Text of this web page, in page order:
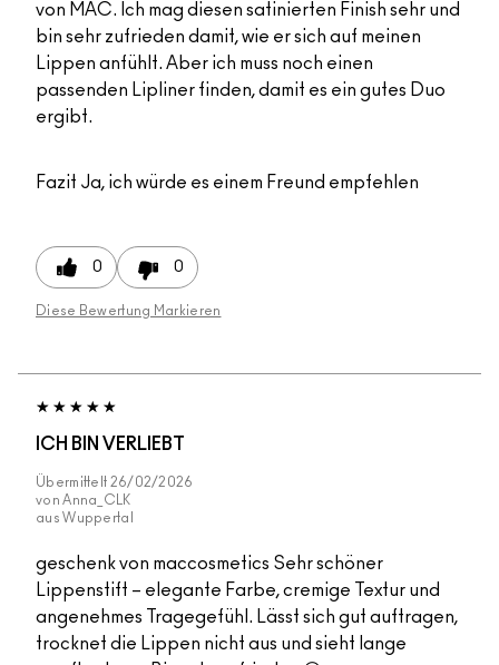
von MAC. Ich mag diesen satinierten Finish sehr und
bin sehr zufrieden damit, wie er sich auf meinen
Lippen anfühlt. Aber ich muss noch einen
passenden Lipliner finden, damit es ein gutes Duo
ergibt.
Fazit Ja, ich würde es einem Freund empfehlen
0 0
Diese Bewertung Markieren
ICH BIN VERLIEBT
Übermittelt 26/02/2026
von Anna_CLK
aus Wuppertal
geschenk von maccosmetics Sehr schöner
Lippenstift – elegante Farbe, cremige Textur und
angenehmes Tragegefühl. Lässt sich gut auftragen,
trocknet die Lippen nicht aus und sieht lange